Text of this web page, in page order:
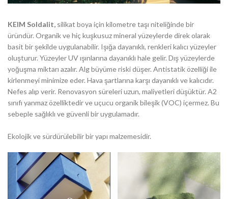
KEIM Soldalit, silikat boya için kilometre taşı niteliğinde bir
üründür. Organik ve hiç kuşkusuz mineral yüzeylerde direk olarak
basit bir şekilde uygulanabilir. Işığa dayanıklı, renkleri kalıcı yüzeyler
oluşturur. Yüzeyler UV ışınlarına dayanıklı hale gelir. Dış yüzeylerde
yoğuşma miktarı azalır. Alg büyüme riski düşer. Antistatik özelliği ile
kirlenmeyi minimize eder. Hava şartlarına karşı dayanıklı ve kalıcıdır.
Nefes alıp verir. Renovasyon süreleri uzun, maliyetleri düşüktür. A2
sınıfı yanmaz özelliktedir ve uçucu organik bileşik (VOC) içermez. Bu
sebeple sağlıklı ve güvenli bir uygulamadır.
Ekolojik ve sürdürülebilir bir yapı malzemesidir.